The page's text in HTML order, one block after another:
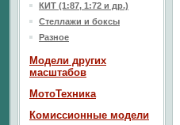
КИТ (1:87, 1:72 и др.)
Стеллажи и боксы
Разное
Модели других
масштабов
МотоТехника
Комиссионные модели